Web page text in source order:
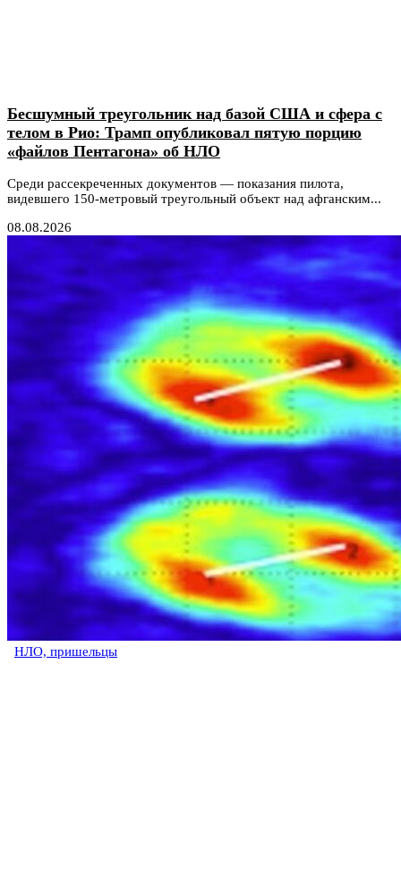
Бесшумный треугольник над базой США и сфера с
телом в Рио: Трамп опубликовал пятую порцию
«файлов Пентагона» об НЛО
Среди рассекреченных документов — показания пилота,
видевшего 150-метровый треугольный объект над афганским...
08.08.2026
НЛО, пришельцы